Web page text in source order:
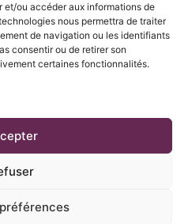
ou accéder aux informations de
nous permettra de traiter
de navigation ou les identifiants
consentir ou de retirer son
certaines fonctionnalités.
Chiari 2025
une traduction non officielle du